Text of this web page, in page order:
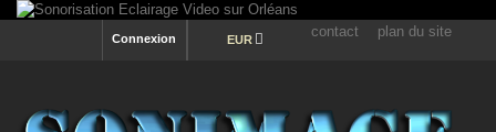
contact plan du site
EUR
Connexion